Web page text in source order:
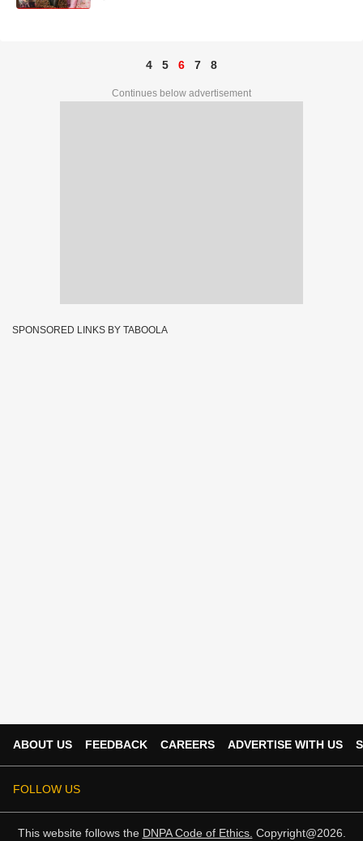
4 5 6 7 8
Continues below advertisement
SPONSORED LINKS BY TABOOLA
ABOUT US FEEDBACK CAREERS ADVERTISE WITH US
FOLLOW US
This website follows the DNPA Code of Ethics. Copyright@2026.